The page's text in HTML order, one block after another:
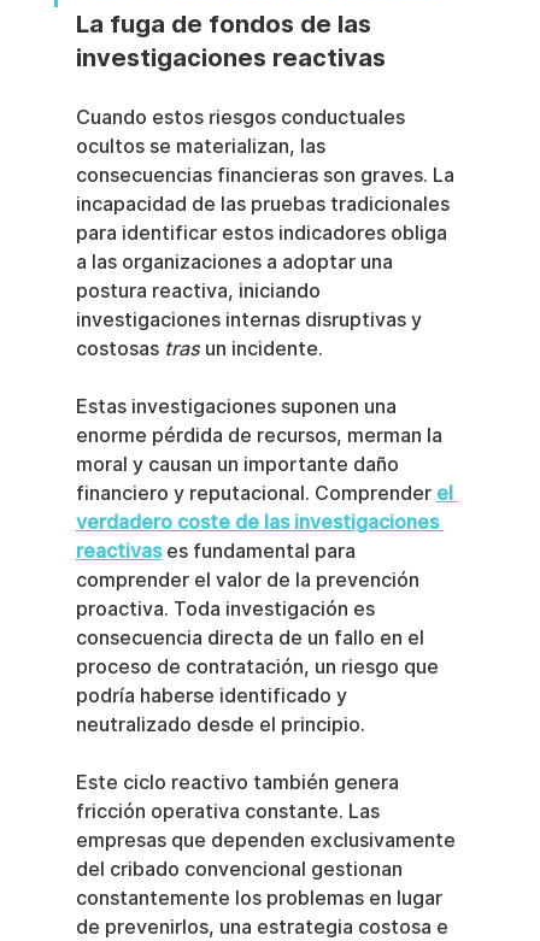
La fuga de fondos de las
investigaciones reactivas
Cuando estos riesgos conductuales
ocultos se materializan, las
consecuencias financieras son graves. La
incapacidad de las pruebas tradicionales
para identificar estos indicadores obliga
a las organizaciones a adoptar una
postura reactiva, iniciando
investigaciones internas disruptivas y
costosas tras un incidente.
Estas investigaciones suponen una
enorme pérdida de recursos, merman la
moral y causan un importante daño
financiero y reputacional. Comprender el
verdadero coste de las investigaciones
reactivas es fundamental para
comprender el valor de la prevención
proactiva. Toda investigación es
consecuencia directa de un fallo en el
proceso de contratación, un riesgo que
podría haberse identificado y
neutralizado desde el principio.
Este ciclo reactivo también genera
fricción operativa constante. Las
empresas que dependen exclusivamente
del cribado convencional gestionan
constantemente los problemas en lugar
de prevenirlos, una estrategia costosa e